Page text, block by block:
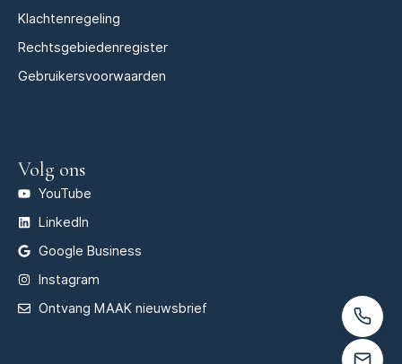
Klachtenregeling
Rechtsgebiedenregister
Gebruikersvoorwaarden
Volg ons
YouTube
LinkedIn
Google Business
Instagram
Ontvang MAAK nieuwsbrief